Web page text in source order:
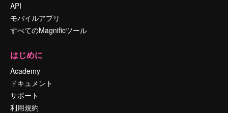
API
モバイルアプリ
すべてのMagnificツール
はじめに
Academy
ドキュメント
サポート
利用規約